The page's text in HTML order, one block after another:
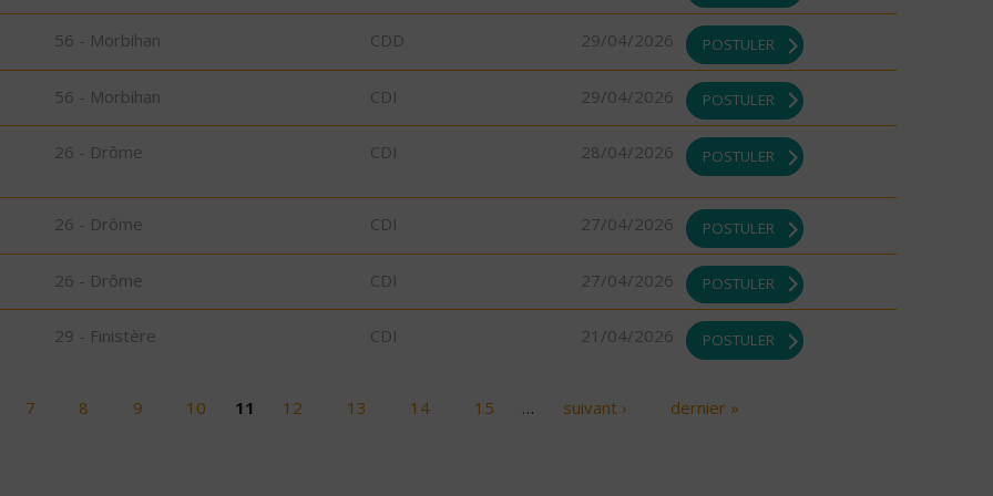
56 - Morbihan CDD 29/04/2026 POSTULER
56 - Morbihan CDI 29/04/2026 POSTULER
26 - Drôme CDI 28/04/2026 POSTULER
26 - Drôme CDI 27/04/2026 POSTULER
26 - Drôme CDI 27/04/2026 POSTULER
29 - Finistère CDI 21/04/2026 POSTULER
7 8 9 10 11 12 13 14 15 … suivant › dernier »